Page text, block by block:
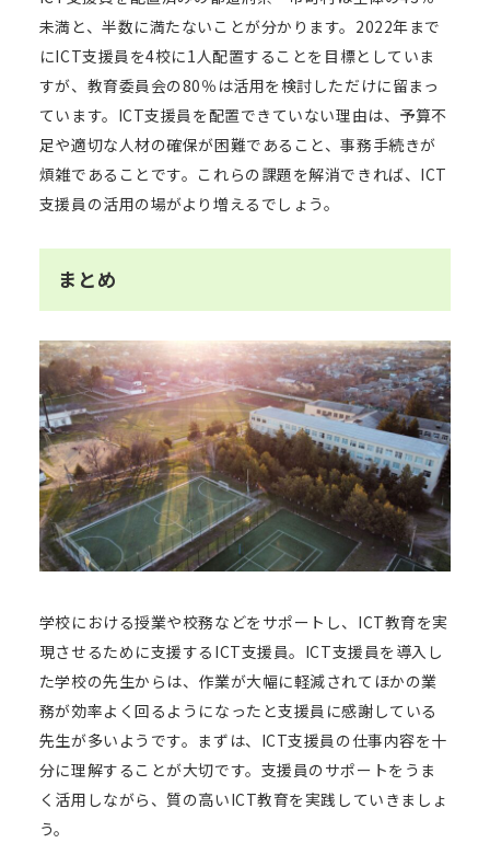
未満と、半数に満たないことが分かります。2022年まで
にICT支援員を4校に1人配置することを目標としていま
すが、教育委員会の80％は活用を検討しただけに留まっ
ています。ICT支援員を配置できていない理由は、予算不
足や適切な人材の確保が困難であること、事務手続きが
煩雑であることです。これらの課題を解消できれば、ICT
支援員の活用の場がより増えるでしょう。
まとめ
学校における授業や校務などをサポートし、ICT教育を実
現させるために支援するICT支援員。ICT支援員を導入し
た学校の先生からは、作業が大幅に軽減されてほかの業
務が効率よく回るようになったと支援員に感謝している
先生が多いようです。まずは、ICT支援員の仕事内容を十
分に理解することが大切です。支援員のサポートをうま
く活用しながら、質の高いICT教育を実践していきましょ
う。